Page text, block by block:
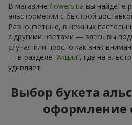
В магазине flowers.ua вы найдёте
альстромерии с быстрой
Разноцветные, в нежных
с другими цветами — здесь вы
случая или просто как знак
— в разделе “Акции”, где на
удивляет.
Выбор букета
оформление